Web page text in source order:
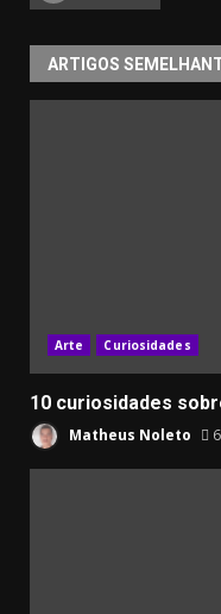
ARTIGOS
Arte Curiosidades
10 curiosidades
Matheus Noleto 6